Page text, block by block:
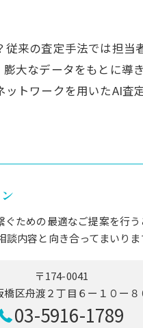
来の査定手法では担
大なデータをもとに
トワークを用いたAI
ための最適なご提案を行
内容と向き合ってまいりま
〒174-0041
橋区舟渡２丁目６ー１０ー８
03-5916-1789